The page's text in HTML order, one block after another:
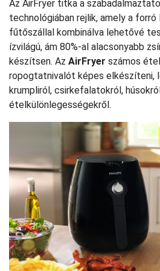
Az AirFryer titka a
technológiában rejlik, amely a
fűtőszállal kombinálva lehetővé
ízvilágú, ám 80%-al alacsonyabb
készítsen. Az AirFryer számos
ropogtatnivalót képes elkészíteni,
krumpliról, csirkefalatokról,
ételkülönlegességekről.